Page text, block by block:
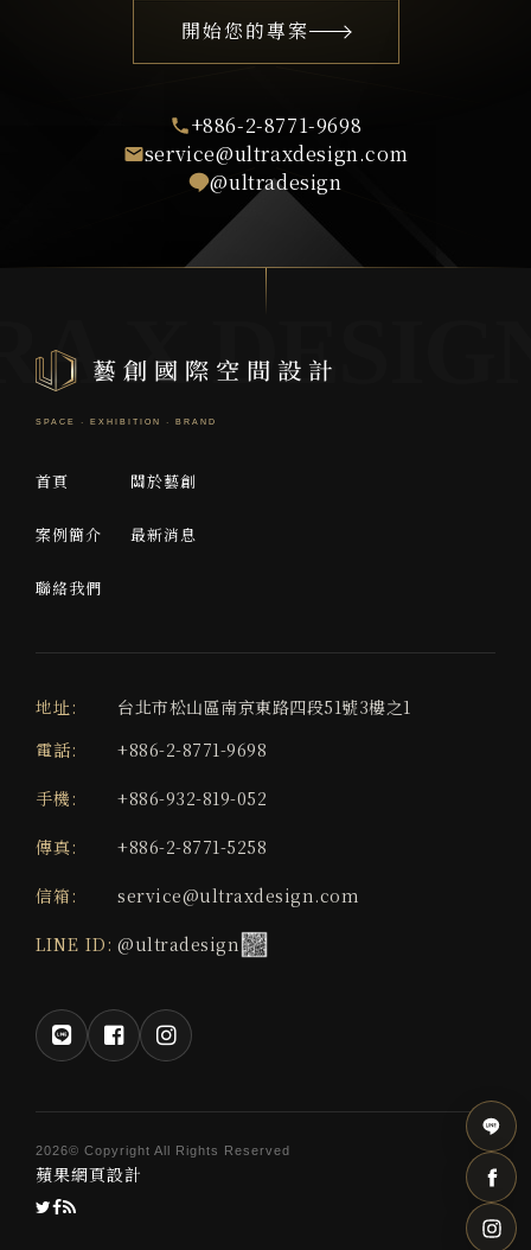
開始您的專案
+886-2-8771-9698
service@ultraxdesign.com
@ultradesign
首頁 關於藝創
案例簡介 最新消息
聯絡我們
地址:
台北市松山區南京東路四段51號3樓之1
電話:
+886-2-8771-9698
手機: +886-932-819-052
傳真: +886-2-8771-5258
信箱: service@ultraxdesign.com
LINE ID: @ultradesign
2026© Copyright All Rights Reserved
蘋果網頁設計